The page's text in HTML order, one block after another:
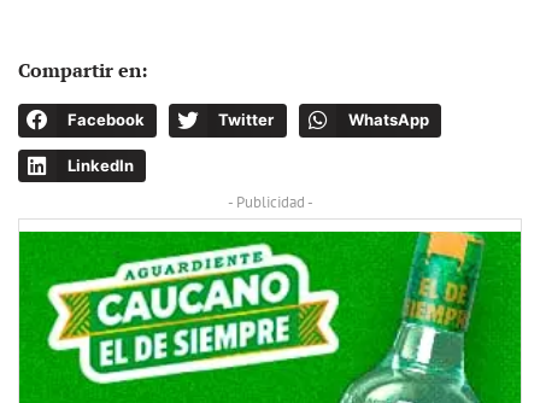
Compartir en:
Facebook Twitter WhatsApp
LinkedIn
- Publicidad -